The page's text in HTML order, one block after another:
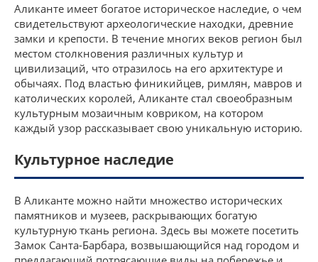
Аликанте имеет богатое историческое наследие, о чем
свидетельствуют археологические находки, древние
замки и крепости. В течение многих веков регион был
местом столкновения различных культур и
цивилизаций, что отразилось на его архитектуре и
обычаях. Под властью финикийцев, римлян, мавров и
католических королей, Аликанте стал своеобразным
культурным мозаичным ковриком, на котором
каждый узор рассказывает свою уникальную историю.
Культурное наследие
В Аликанте можно найти множество исторических
памятников и музеев, раскрывающих богатую
культурную ткань региона. Здесь вы можете посетить
Замок Санта-Барбара, возвышающийся над городом и